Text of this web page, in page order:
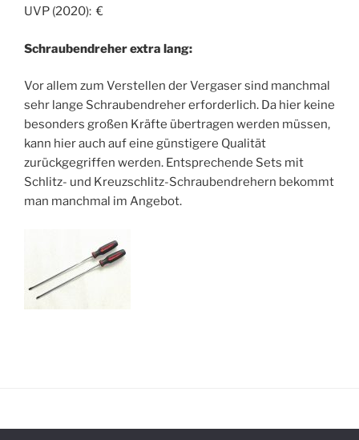
UVP (2020): €
Schraubendreher extra lang:
Vor allem zum Verstellen der Vergaser sind manchmal
sehr lange Schraubendreher erforderlich. Da hier keine
besonders großen Kräfte übertragen werden müssen,
kann hier auch auf eine günstigere Qualität
zurückgegriffen werden. Entsprechende Sets mit
Schlitz- und Kreuzschlitz-Schraubendrehern bekommt
man manchmal im Angebot.